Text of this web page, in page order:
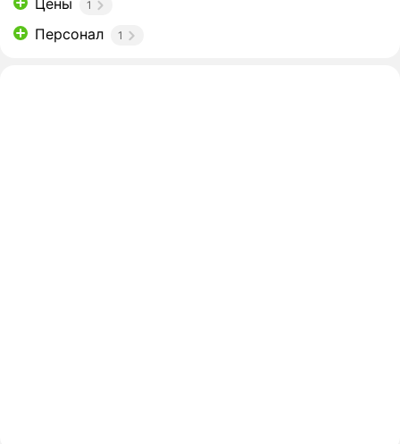
Цены 1
Персонал 1